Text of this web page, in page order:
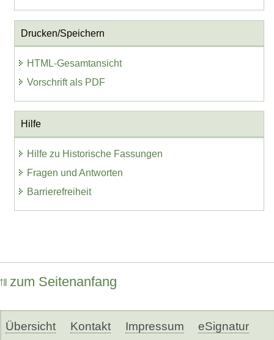
Drucken/Speichern
HTML-Gesamtansicht
Vorschrift als PDF
Hilfe
Hilfe zu Historische Fassungen
Fragen und Antworten
Barrierefreiheit
zum Seitenanfang
Übersicht Kontakt Impressum eSignatur